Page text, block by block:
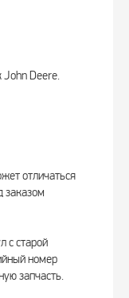
John Deere.
отличаться
заказом
с старой
номер
запчасть.